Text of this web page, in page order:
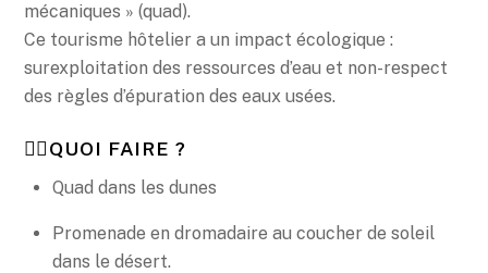
mécaniques » (quad).
Ce tourisme hôtelier a un impact écologique :
surexploitation des ressources d’eau et non-respect
des règles d’épuration des eaux usées.
🤸‍♀️QUOI FAIRE ?
Quad dans les dunes
Promenade en dromadaire au coucher de soleil
dans le désert.